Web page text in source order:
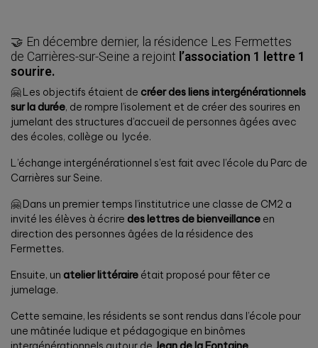
🤝 En décembre dernier, la résidence Les Fermettes
de Carrières-sur-Seine a rejoint l’association 1 lettre 1
sourire.
🤗 Les objectifs étaient de créer des liens intergénérationnels
sur la durée, de rompre l’isolement et de créer des sourires en
jumelant des structures d’accueil de personnes âgées avec
des écoles, collège ou lycée.
L’échange intergénérationnel s’est fait avec l’école du Parc de
Carrières sur Seine.
🤗 Dans un premier temps l’institutrice une classe de CM2 a
invité les élèves à écrire des lettres de bienveillance en
direction des personnes âgées de la résidence des
Fermettes.
Ensuite, un atelier littéraire était proposé pour fêter ce
jumelage.
Cette semaine, les résidents se sont rendus dans l’école pour
une mâtinée ludique et pédagogique en binômes